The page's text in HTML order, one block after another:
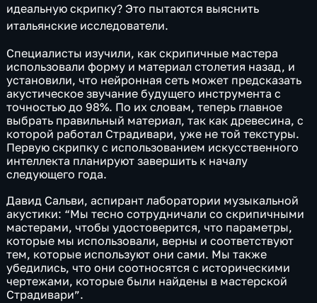
идеальную скрипку? Это пытаются выяснить
итальянские исследователи.
Специалисты изучили, как скрипичные мастера
использовали форму и материал столетия назад, и
установили, что нейронная сеть может предсказать
акустическое звучание будущего инструмента с
точностью до 98%. По их словам, теперь главное
выбрать правильный материал, так как древесина, с
которой работал Страдивари, уже не той текстуры.
Первую скрипку с использованием искусственного
интеллекта планируют завершить к началу
следующего года.
Давид Сальви, аспирант лаборатории музыкальной
акустики: “Мы тесно сотрудничали со скрипичными
мастерами, чтобы удостоверится, что параметры,
которые мы использовали, верны и соответствуют
тем, которые используют они сами. Мы также
убедились, что они соотносятся с историческими
чертежами, которые были найдены в мастерской
Страдивари”.